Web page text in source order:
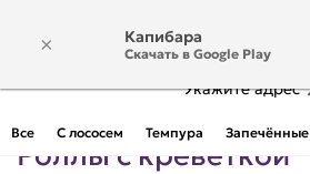
Укажите адрес
Все С лососем Темпура Запечённые
Роллы с креветкой
× Капибара
Скачать в Google Play